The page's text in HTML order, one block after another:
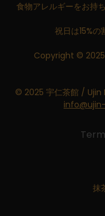
食物アレルギーをお持
祝日は15%の
Copyright ©
© 2025 宇仁茶館 / Ujin
抹